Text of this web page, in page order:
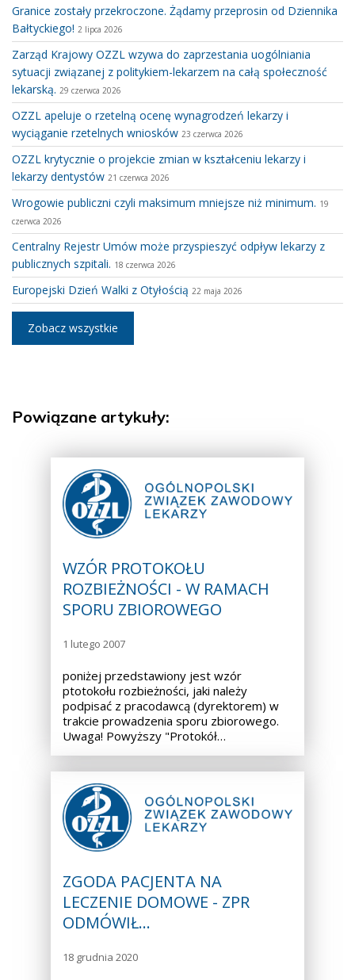
Granice zostały przekroczone. Żądamy przeprosin od Dziennika
Bałtyckiego! 2 lipca 2026
Zarząd Krajowy OZZL wzywa do zaprzestania uogólniania
sytuacji związanej z politykiem-lekarzem na całą społeczność
lekarską. 29 czerwca 2026
OZZL apeluje o rzetelną ocenę wynagrodzeń lekarzy i
wyciąganie rzetelnych wniosków 23 czerwca 2026
OZZL krytycznie o projekcie zmian w kształceniu lekarzy i
lekarzy dentystów 21 czerwca 2026
Wrogowie publiczni czyli maksimum mniejsze niż minimum. 19
czerwca 2026
Centralny Rejestr Umów może przyspieszyć odpływ lekarzy z
publicznych szpitali. 18 czerwca 2026
Europejski Dzień Walki z Otyłością 22 maja 2026
Zobacz wszystkie
Powiązane artykuły:
WZÓR PROTOKOŁU
ROZBIEŻNOŚCI - W RAMACH
SPORU ZBIOROWEGO
1 lutego 2007
poniżej przedstawiony jest wzór
ptotokołu rozbieżności, jaki należy
podpisać z pracodawcą (dyrektorem) w
trakcie prowadzenia sporu zbiorowego.
Uwaga! Powyższy "Protokół…
ZGODA PACJENTA NA
LECZENIE DOMOWE - ZPR
ODMÓWIŁ…
18 grudnia 2020